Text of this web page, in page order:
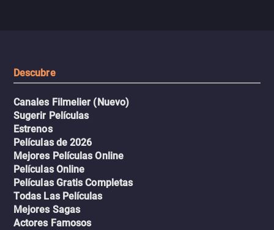
Descubre
Canales Filmelier (Nuevo)
Sugerir Películas
Estrenos
Películas de 2026
Mejores Películas Online
Películas Online
Películas Gratis Completas
Todas Las Películas
Mejores Sagas
Actores Famosos